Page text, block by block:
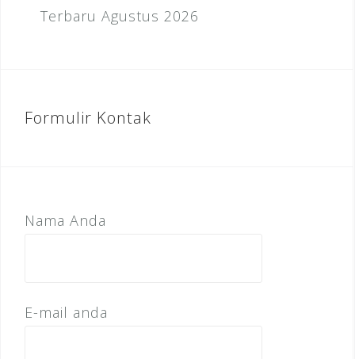
Terbaru Agustus 2026
Formulir Kontak
Nama Anda
E-mail anda